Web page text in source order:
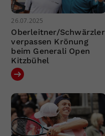
26.07.2025
Oberleitner/Schwärzler
verpassen Krönung
beim Generali Open
Kitzbühel